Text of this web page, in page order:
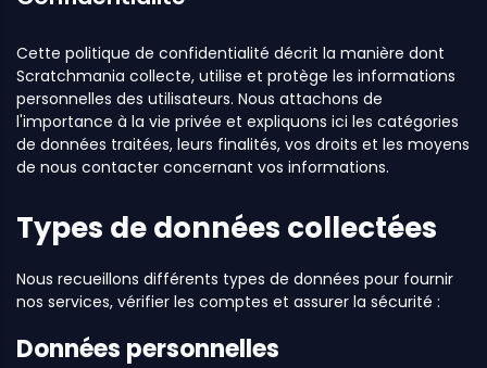
Cette politique de confidentialité décrit la manière dont
Scratchmania collecte, utilise et protège les informations
personnelles des utilisateurs. Nous attachons de
l'importance à la vie privée et expliquons ici les catégories
de données traitées, leurs finalités, vos droits et les moyens
de nous contacter concernant vos informations.
Types de données collectées
Nous recueillons différents types de données pour fournir
nos services, vérifier les comptes et assurer la sécurité :
Données personnelles